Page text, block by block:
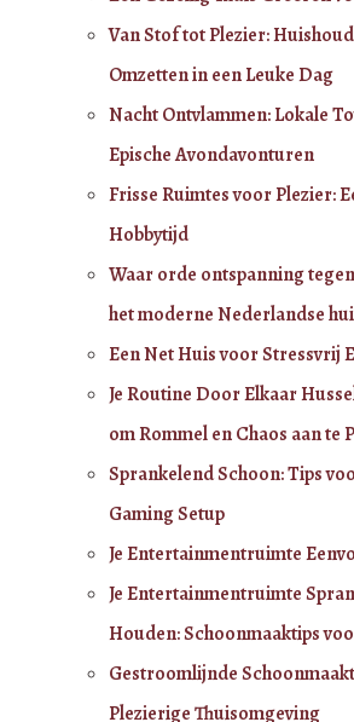
Van Stof tot Plezier:
Omzetten in een Leuke Dag
Nacht Ontvlammen: Lokale
Epische Avondavonturen
Frisse Ruimtes voor Plezier:
Hobbytijd
Waar orde ontspanning
het moderne Nederlandse
Een Net Huis voor Stressvrij
Je Routine Door Elkaar
om Rommel en Chaos aan te
Sprankelend Schoon: Tips
Gaming Setup
Je Entertainmentruimte
Je Entertainmentruimte
Houden: Schoonmaaktips
Gestroomlijnde
Plezierige Thuisomgeving